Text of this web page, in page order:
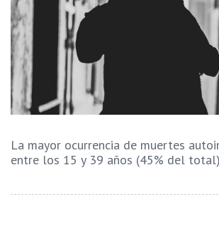
La mayor ocurrencia de muertes
entre los 15 y 39 años (45% del total)